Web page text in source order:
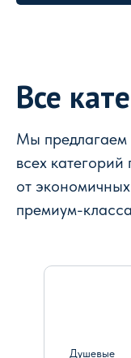
Все
Мы предлагаем
всех категорий
от
премиум-
Душевые